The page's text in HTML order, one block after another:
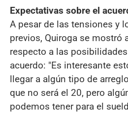
Expectativas sobre el
A pesar de las tensiones y
previos, Quiroga se mostró
respecto a las
acuerdo: "Es interesante
llegar a algún tipo de
que no será el 20, pero
podemos tener para el